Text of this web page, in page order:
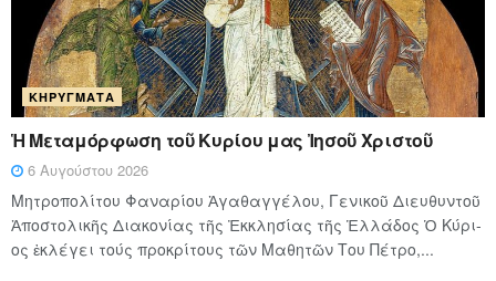
ΚΗΡΎΓΜΑΤΑ
Ἡ Μεταμόρφωση τοῦ Κυρίου μας Ἰησοῦ Χριστοῦ
6 Αυγούστου 2026
Μητροπολίτου Φαναρίου Ἀγαθαγγέλου, Γενικοῦ Διευθυντοῦ
Ἀποστολικῆς Διακονίας τῆς Ἐκκλησίας τῆς Ἑλλάδος Ὁ Κύ­ρι­
ος ἐκλέγει τούς προ­κρί­τους τῶν Μα­θη­τῶν Του Πέ­τρο,...